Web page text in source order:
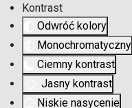
Kontrast
Odwróć kolory
Monochromatyczny
Ciemny kontrast
Jasny kontrast
Niskie nasycenie